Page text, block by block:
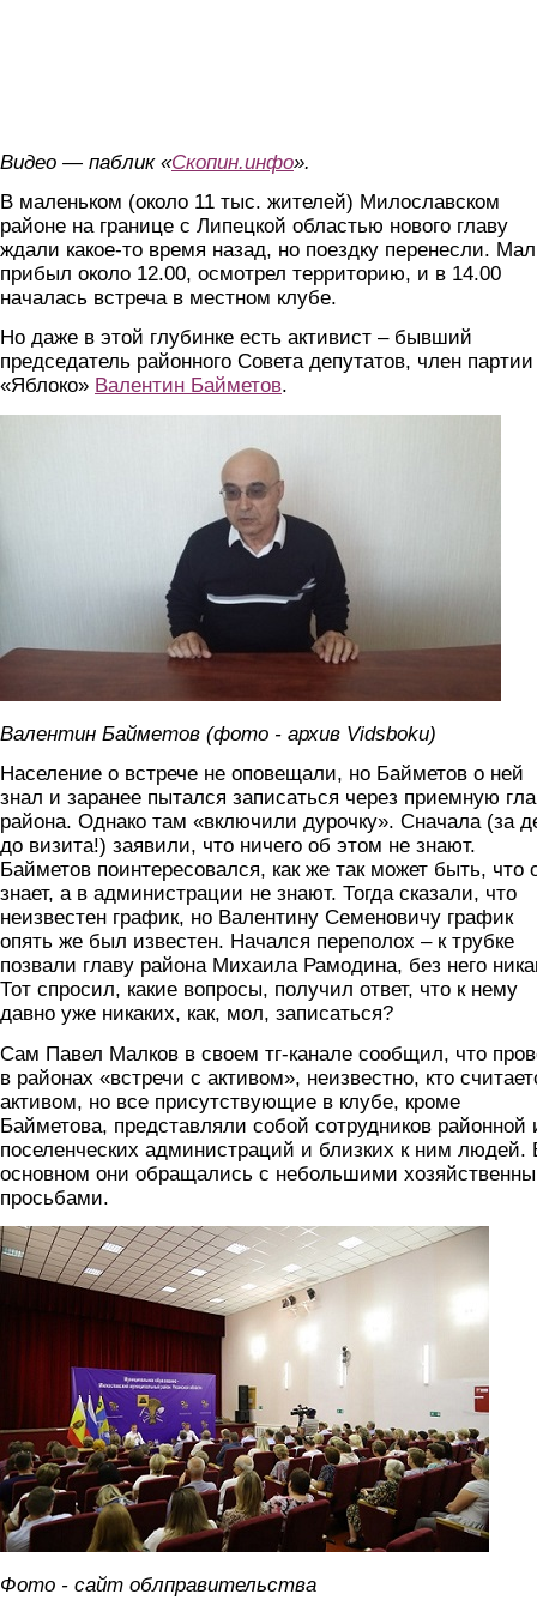
Видео — паблик «Скопин.инфо».
В маленьком (около 11 тыс. жителей) Милославском
районе на границе с Липецкой областью нового главу
ждали какое-то время назад, но поездку перенесли.
прибыл около 12.00, осмотрел территорию, и в 14.00
началась встреча в местном клубе.
Но даже в этой глубинке есть активист – бывший
председатель районного Совета депутатов, член партии
«Яблоко» Валентин Байметов.
Валентин Байметов (фото - архив Vidsboku)
Население о встрече не оповещали, но Байметов о ней
знал и заранее пытался записаться через приемную
района. Однако там «включили дурочку». Сначала (за
до визита!) заявили, что ничего об этом не знают.
Байметов поинтересовался, как же так может быть, что
знает, а в администрации не знают. Тогда сказали, что
неизвестен график, но Валентину Семеновичу график
опять же был известен. Начался переполох – к трубке
позвали главу района Михаила Рамодина, без него
Тот спросил, какие вопросы, получил ответ, что к нему
давно уже никаких, как, мол, записаться?
Сам Павел Малков в своем тг-канале сообщил, что
в районах «встречи с активом», неизвестно, кто
активом, но все присутствующие в клубе, кроме
Байметова, представляли собой сотрудников районной
поселенческих администраций и близких к ним людей.
основном они обращались с небольшими
просьбами.
miloslavskoe.jpg
Фото - сайт облправительства